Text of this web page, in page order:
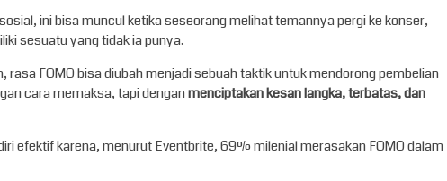
ini bisa muncul ketika seseorang melihat temannya pergi ke konser,
sesuatu yang tidak ia punya.
rasa FOMO bisa diubah menjadi sebuah taktik untuk mendorong pembelian
cara memaksa, tapi denganmenciptakan kesan langka, terbatas, dan
efektif karena, menurut Eventbrite, 69% milenial merasakan FOMO dalam